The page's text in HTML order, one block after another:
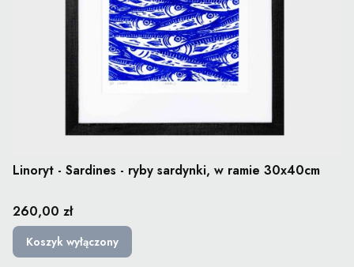
Linoryt - Sardines - ryby sardynki, w ramie 30x40cm
Cena
260,00 zł
Koszyk wyłączony